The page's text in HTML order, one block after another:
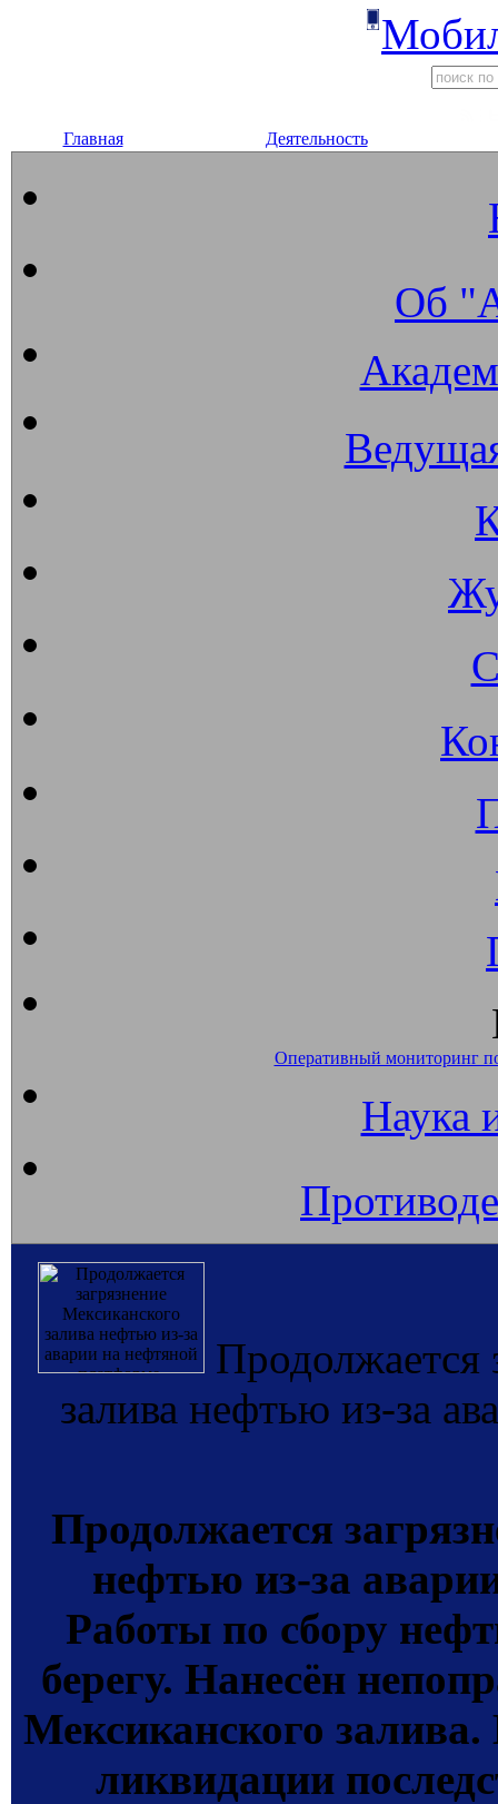
Главная Деятельность
Об
Оперативный мониторинг
Наука
Продолжается
залива нефтью из-за
Продолжается
нефтью из-за
Работы по сбору
берегу. Нанесён
Мексиканского
ликвидации